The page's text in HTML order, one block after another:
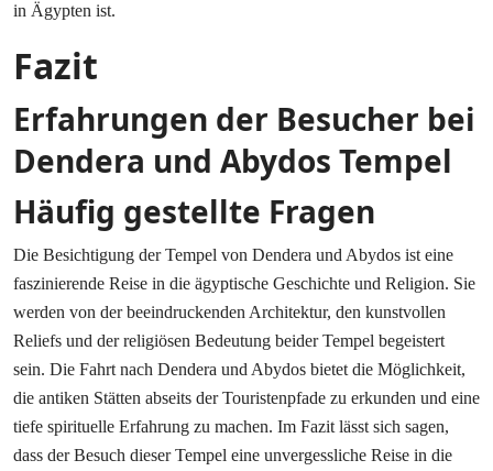
in Ägypten ist.
Fazit
Erfahrungen der Besucher bei
Dendera und Abydos Tempel
Häufig gestellte Fragen
Die Besichtigung der Tempel von Dendera und Abydos ist eine
faszinierende Reise in die ägyptische Geschichte und Religion. Sie
werden von der beeindruckenden Architektur, den kunstvollen
Reliefs und der religiösen Bedeutung beider Tempel begeistert
sein. Die Fahrt nach Dendera und Abydos bietet die Möglichkeit,
die antiken Stätten abseits der Touristenpfade zu erkunden und eine
tiefe spirituelle Erfahrung zu machen. Im Fazit lässt sich sagen,
dass der Besuch dieser Tempel eine unvergessliche Reise in die